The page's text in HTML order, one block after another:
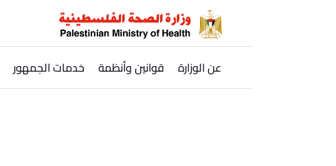
عن الوزارة قوانين وأنظمة خدمات الجمهور